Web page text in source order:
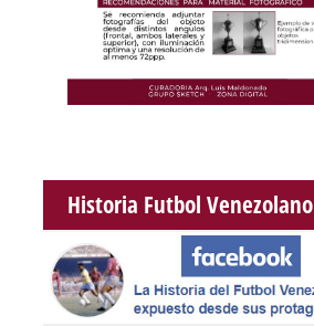
Historia Futbol Venezolano